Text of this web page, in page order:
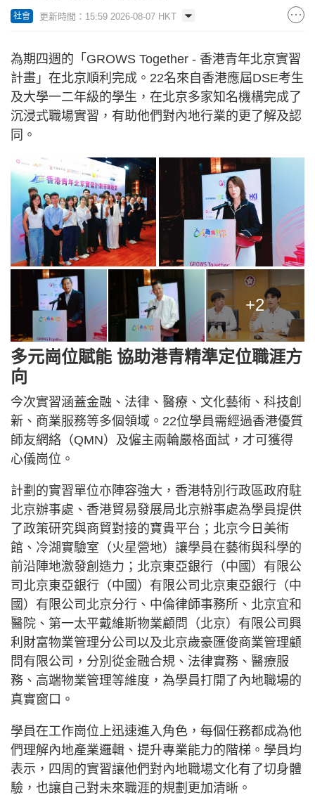
社會 更新時間：15:59 2026-08-07 HKT
為期四週的「GROWS Together - 香港青年北京實習
計畫」在北京順利完成。22名來自香港應屆DSE考生
及大學一二年級的學生，在北京多家知名機構完成了
沉浸式職場實習，有助他們對內地行業的更了解及認
同。
+2
多元崗位賦能 協助港青精準定位職涯方
向
今次實習涵蓋金融、法律、醫療、文化藝術、科技創
新、商業服務等多個領域。22位學員需經過香港優質
師友網絡（QMN）及僱主兩輪嚴格面試，才可獲得
心儀崗位。
計劃的實習單位亦陣容強大，香港特別行政區政府駐
北京辦事處、香港貿易發展局北京辦事處為學員提供
了政策研究與商貿對接的寶貴平台；北京今日美術
館、冷湖實驗室（火星營地）讓學員在藝術與科學的
前沿陣地激發創造力；北京東亞銀行（中國）有限公
司北京東亞銀行（中國）有限公司北京東亞銀行（中
國）有限公司北京分行、中倫律師事務所、北京宜和
醫院、第一太平戴維斯物業顧問（北京）有限公司興
利財富物業管理分公司以及北京歲豪匯俊商業管理顧
問有限公司，分別從金融合規、法律實務、醫療服
務、高端物業管理等維度，為學員打開了內地職場的
真實窗口。
學員在工作崗位上迅速進入角色，每個任務都成為他
們理解內地產業邏輯、提升專業能力的階梯。學員均
表示，四周的實習讓他們對內地職場文化有了切身體
驗，也讓自己對未來職涯的規劃更加清晰。